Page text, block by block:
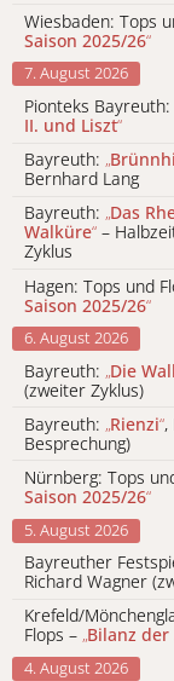
Wiesbaden: Tops
Saison 2025/26“
7. August 2026
Pionteks Bayreuth:
II. und Liszt“
Bayreuth: „
Bernhard Lang
Bayreuth: „Das
Walküre“ –
Zyklus
Hagen: Tops und
Saison 2025/26“
6. August 2026
Bayreuth: „Die
(zweiter Zyklus)
Bayreuth: „Rienzi“,
Besprechung)
Nürnberg: Tops
Saison 2025/26“
5. August 2026
Bayreuther
Richard Wagner
Krefeld/
Flops – „Bilanz der
4. August 2026